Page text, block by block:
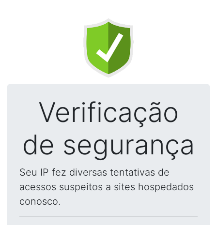
Verificação
de segurança
Seu IP fez diversas tentativas de
acessos suspeitos a sites hospedados
conosco.